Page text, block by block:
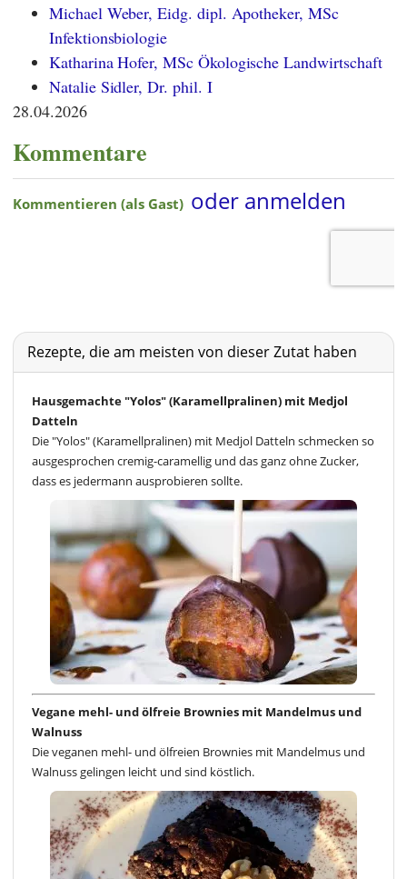
Michael Weber, Eidg. dipl. Apotheker, MSc
Infektionsbiologie
Katharina Hofer, MSc Ökologische Landwirtschaft
Natalie Sidler, Dr. phil. I
28.04.2026
Kommentare
Rezepte, die am meisten von dieser Zutat haben
Hausgemachte "Yolos" (Karamellpralinen) mit Medjol
Datteln
Die "Yolos" (Karamellpralinen) mit Medjol Datteln schmecken so
ausgesprochen cremig-caramellig und das ganz ohne Zucker,
dass es jedermann ausprobieren sollte.
Vegane mehl- und ölfreie Brownies mit Mandelmus und
Walnuss
Die veganen mehl- und ölfreien Brownies mit Mandelmus und
Walnuss gelingen leicht und sind köstlich.